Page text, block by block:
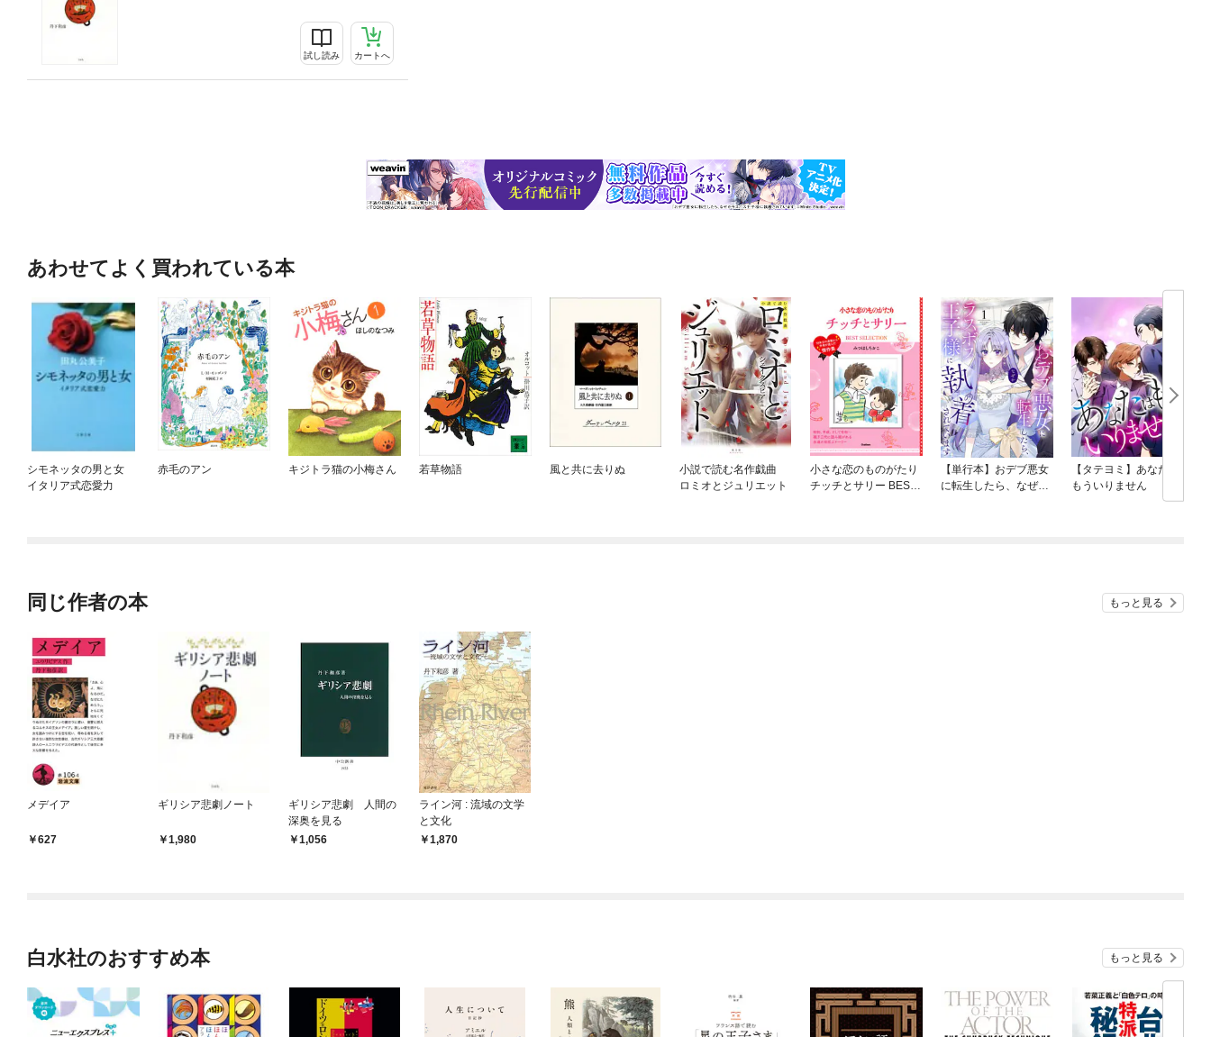
試し読み カートへ
あわせてよく買われている本
シモネッタの男と女
イタリア式恋愛力
赤毛のアン キジトラ猫の小梅さん 若草物語 風と共に去りぬ
小説で読む名作戯曲
ロミオとジュリエット
小さな恋のものがたり
チッチとサリー BEST
【単行本】おデブ悪女
に転生したら、なぜか
【タテヨミ】あなたは
もういりません
同じ作者の本 もっと見る
メデイア
627
ギリシア悲劇ノート
1,980
ギリシア悲劇 人間の
深奥を見る
1,056
ライン河 : 流域の文学
と文化
1,870
白水社のおすすめ本 もっと見る